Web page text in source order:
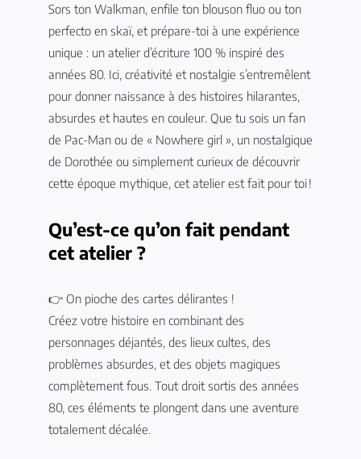
Sors ton Walkman, enfile ton blouson fluo ou ton
perfecto en skaï, et prépare-toi à une expérience
unique : un atelier d’écriture 100 % inspiré des
années 80. Ici, créativité et nostalgie s’entremêlent
pour donner naissance à des histoires hilarantes,
absurdes et hautes en couleur. Que tu sois un fan
de Pac-Man ou de « Nowhere girl », un nostalgique
de Dorothée ou simplement curieux de découvrir
cette époque mythique, cet atelier est fait pour toi !
Qu’est-ce qu’on fait pendant
cet atelier ?
👉 On pioche des cartes délirantes !
Créez votre histoire en combinant des
personnages déjantés, des lieux cultes, des
problèmes absurdes, et des objets magiques
complètement fous. Tout droit sortis des années
80, ces éléments te plongent dans une aventure
totalement décalée.